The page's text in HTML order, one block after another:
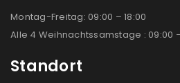
Montag-Freitag: 09:00 – 18:00
Alle 4 Weihnachtssamstage : 09:00
Standort